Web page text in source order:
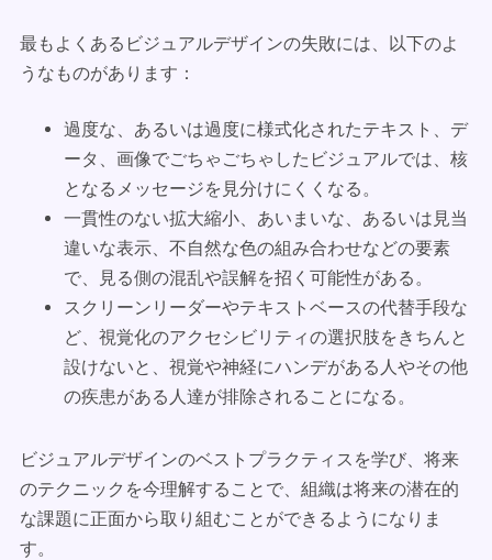
最もよくあるビジュアルデザインの失敗には、以下のよ
うなものがあります：
過度な、あるいは過度に様式化されたテキスト、デ
ータ、画像でごちゃごちゃしたビジュアルでは、核
となるメッセージを見分けにくくなる。
一貫性のない拡大縮小、あいまいな、あるいは見当
違いな表示、不自然な色の組み合わせなどの要素
で、見る側の混乱や誤解を招く可能性がある。
スクリーンリーダーやテキストベースの代替手段な
ど、視覚化のアクセシビリティの選択肢をきちんと
設けないと、視覚や神経にハンデがある人やその他
の疾患がある人達が排除されることになる。
ビジュアルデザインのベストプラクティスを学び、将来
のテクニックを今理解することで、組織は将来の潜在的
な課題に正面から取り組むことができるようになりま
す。